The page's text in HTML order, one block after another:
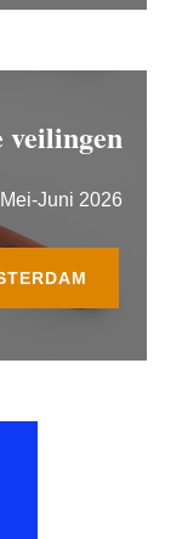
veilingen
Mei-Juni 2026